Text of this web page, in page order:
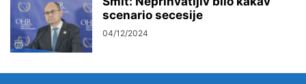
scenario secesije
04/12/2024